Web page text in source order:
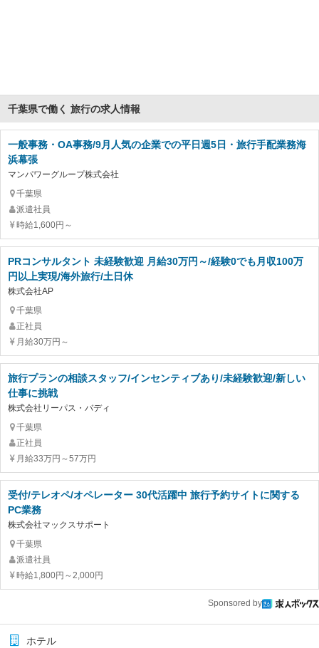
千葉県で働く 旅行の求人情報
一般事務・OA事務/9月人気の企業での平日週5日・旅行手配業務海
浜幕張
マンパワーグループ株式会社
千葉県
派遣社員
時給1,600円～
PRコンサルタント 未経験歓迎 月給30万円～/経験0でも月収100万
円以上実現/海外旅行/土日休
株式会社AP
千葉県
正社員
月給30万円～
旅行プランの相談スタッフ/インセンティブあり/未経験歓迎/新しい
仕事に挑戦
株式会社リーパス・バディ
千葉県
正社員
月給33万円～57万円
受付/テレオペ/オペレーター 30代活躍中 旅行予約サイトに関する
PC業務
株式会社マックスサポート
千葉県
派遣社員
時給1,800円～2,000円
Sponsored by
ホテル